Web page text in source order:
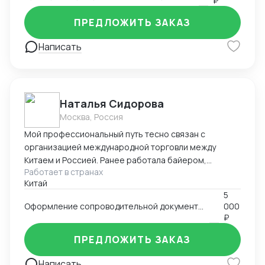
отгрузки.
Написать
ПРЕДЛОЖИТЬ ЗАКАЗ
Наталья Сидорова
Москва, Россия
Мой профессиональный путь тесно связан с
организацией международной торговли между
Китаем и Россией. Ранее работала байером,
отправляла на территорию РФ товары различных
ниш (детские товары, одежда, мебель, техника).
Самостоятельно занималась поиском товаров на
китайских площаках, вела переговоры с фабриками и
организовывала логистику. В настоящее время я
работаю в автосалоне «AutoLuxUnion», где
полностью сопровождаю вопросы импорта: от
Работает в странах
Китай
Оформление сопроводительной документации для таможенных органов РФ
5
000
₽
ПРЕДЛОЖИТЬ ЗАКАЗ